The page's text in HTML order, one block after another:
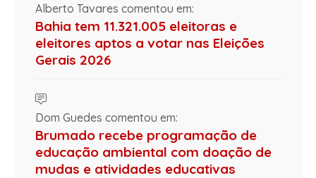
Alberto Tavares comentou em:
Bahia tem 11.321.005 eleitoras e
eleitores aptos a votar nas Eleições
Gerais 2026
Dom Guedes comentou em:
Brumado recebe programação de
educação ambiental com doação de
mudas e atividades educativas